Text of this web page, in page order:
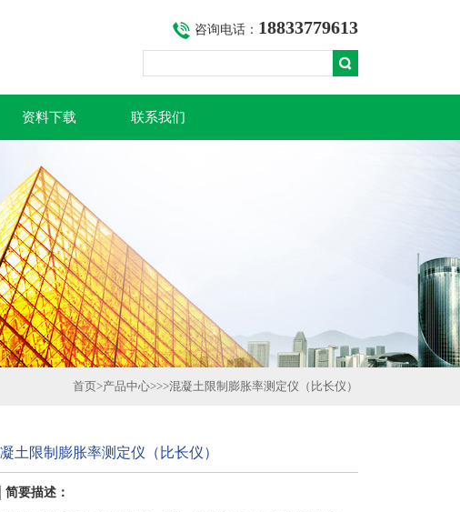
咨询电话： 18833779613
资料下载 联系我们
首页>产品中心>>>混凝土限制膨胀率测定仪（比长仪）
土限制膨胀率测定仪（比长仪）
简要描述：